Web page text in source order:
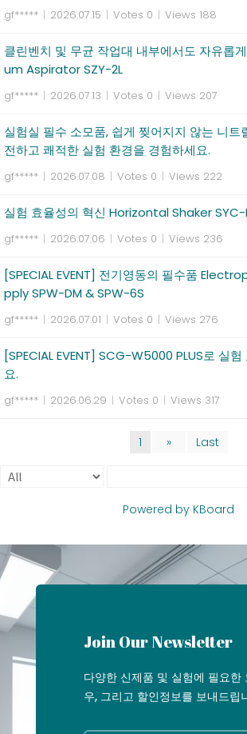
gf***** | 2026.07.15 | Votes 0 | Views 188
클린벤치 및 무균 작업대 내부에서도 자유롭
um Aspirator SZY-2L
gf***** | 2026.07.13 | Votes 0 | Views 207
실험실 필수 소모품, 쉽게 찢어지지 않는 니트
전하고 쾌적한 실험 환경을 경험하세요.
gf***** | 2026.07.08 | Votes 0 | Views 222
실험 효율성의 혁신 Horizontal Shaker
gf***** | 2026.07.06 | Votes 0 | Views 236
[SPECIAL EVENT] 전기영동의 필수품
pply SPW-DM & SPW-6S
gf***** | 2026.07.01 | Votes 0 | Views 276
[SPECIAL EVENT] SCG-W5000 PLUS로 실
요.
gf***** | 2026.06.29 | Votes 0 | Views 317
1 » Last
Powered by KBoard
Join Our Newsletter
다양한 신제품 및 실험에 필요한
우, 그리고 할인정보를 보내드립